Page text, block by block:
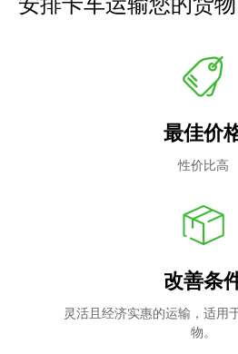
最佳价
性价比高
改善条
灵活且经济实惠的运输，适用
物。